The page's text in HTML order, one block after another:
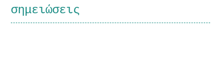
σημειώσεις